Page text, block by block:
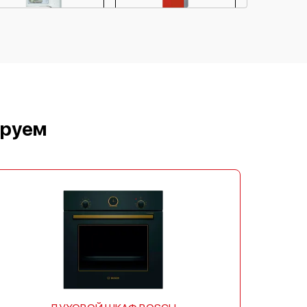
Bosch KGN39XW30 Bosch KGV 36VW21R